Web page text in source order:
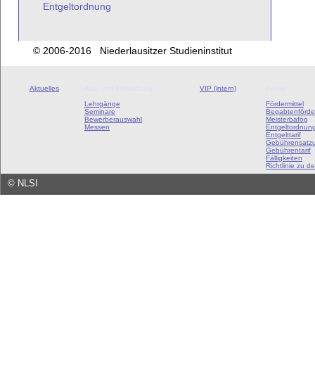
Entgeltordnung
© 2006-2016 Niederlausitzer Studieninstitut
Aktuelles
Lehrgänge
Seminare
Bewerberauswahl
Messen
VIP (intern)
Fördermittel
Meisterbafög
Entgelttarif
Gebührentarif
Fälligkeiten
Richtlinie zu
© NLSI